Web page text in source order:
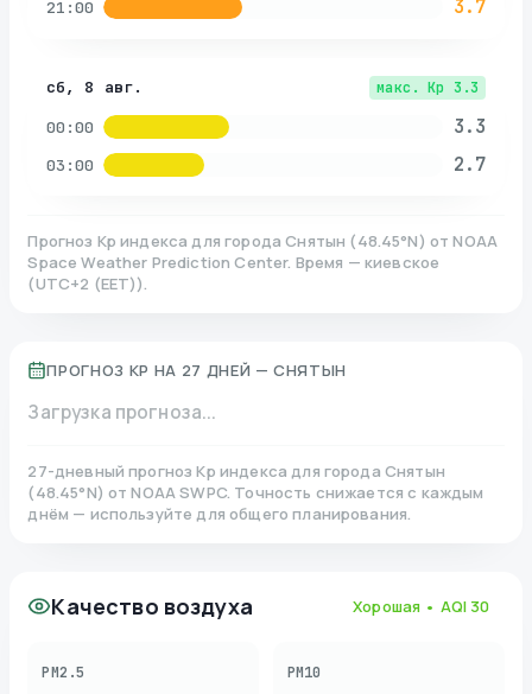
21:00 3.7
сб, 8 авг. макс. Kp 3.3
00:00 3.3
03:00 2.7
Прогноз Kp индекса для города Снятын (48.45°N) от NOAA
Space Weather Prediction Center. Время — киевское
(UTC+2 (EET)).
ПРОГНОЗ KP НА 27 ДНЕЙ — СНЯТЫН
Загрузка прогноза...
27-дневный прогноз Kp индекса для города Снятын
(48.45°N)от NOAA SWPC. Точность снижается с каждым
днём — используйте для общего планирования.
Качество воздуха Хорошая • AQI 30
PM2.5 PM10